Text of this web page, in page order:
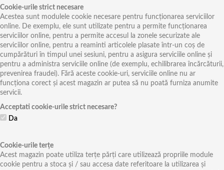
Cookie-urile strict necesare
Acestea sunt modulele cookie necesare pentru funcționarea serviciilor
online. De exemplu, ele sunt utilizate pentru a permite funcționarea
serviciilor online, pentru a permite accesul la zonele securizate ale
serviciilor online, pentru a reaminti articolele plasate într-un coș de
cumpărături în timpul unei sesiuni, pentru a asigura serviciile online și
pentru a administra serviciile online (de exemplu, echilibrarea încărcăturii,
prevenirea fraudei). Fără aceste cookie-uri, serviciile online nu ar
funcționa corect și acest magazin ar putea să nu poată furniza anumite
servicii.
Acceptati cookie-urile strict necesare?
Da
Cookie-urile terțe
Acest magazin poate utiliza terțe părți care utilizează propriile module
cookie pentru a stoca și / sau accesa date referitoare la utilizarea și